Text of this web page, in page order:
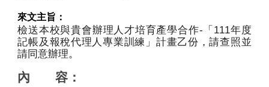
來文主旨：
檢送本校與貴會辦理人才培育產學合作-「111年度
記帳及報稅代理人專業訓練」計畫乙份，請查照並
請同意辦理。
內       容：